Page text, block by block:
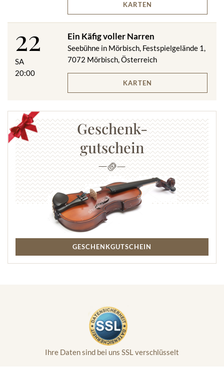
KARTEN
22
SA
20:00
Ein Käfig voller Narren
Seebühne in Mörbisch, Festspielgelände 1,
7072 Mörbisch, Österreich
KARTEN
Geschenk-
gutschein
GESCHENKGUTSCHEIN
Ihre Daten sind bei uns SSL verschlüsselt